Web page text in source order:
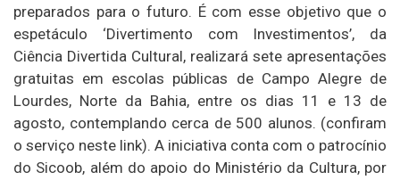
preparados para o futuro. É com esse objetivo que o
espetáculo ‘Divertimento com Investimentos’, da
Ciência Divertida Cultural, realizará sete apresentações
gratuitas em escolas públicas de Campo Alegre de
Lourdes, Norte da Bahia, entre os dias 11 e 13 de
agosto, contemplando cerca de 500 alunos. (confiram
o serviço neste link). A iniciativa conta com o patrocínio
do Sicoob, além do apoio do Ministério da Cultura, por